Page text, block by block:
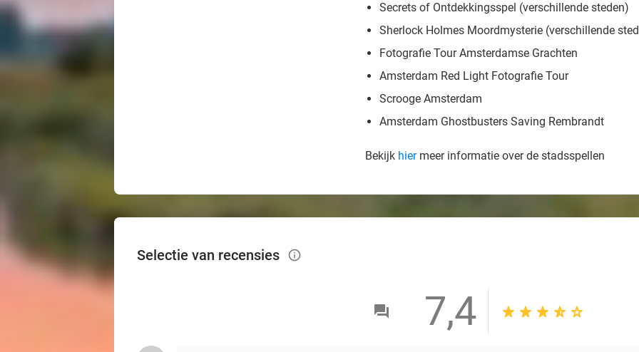
Secrets of Ontdekkingsspel (verschillende steden)
Sherlock Holmes Moordmysterie (verschillende
Fotografie Tour Amsterdamse Grachten
Amsterdam Red Light Fotografie Tour
Scrooge Amsterdam
Amsterdam Ghostbusters Saving Rembrandt
Bekijk hiermeer informatie over de stadsspellen
Selectie van recensies info_outlined
7,4